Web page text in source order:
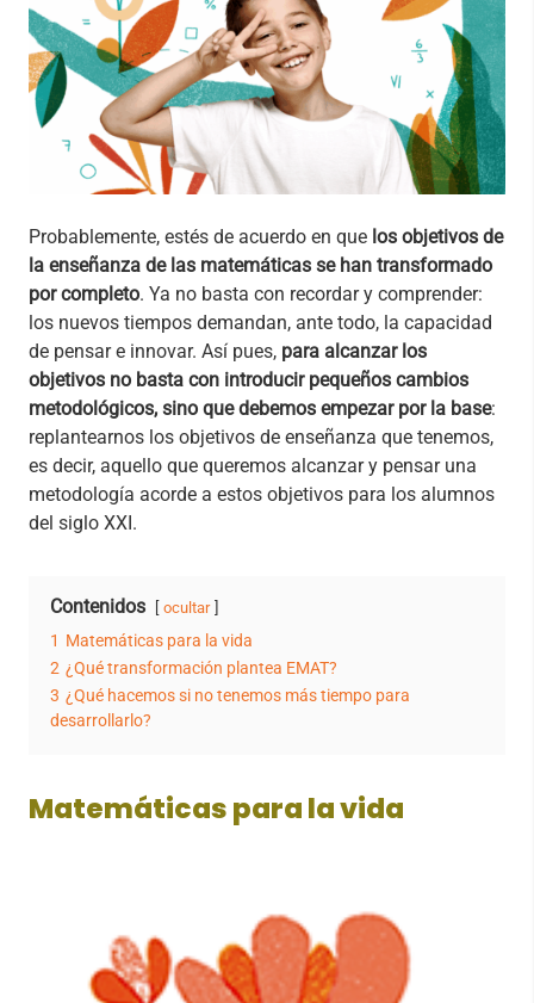
Probablemente, estés de acuerdo en que los objetivos de
la enseñanza de las matemáticas se han transformado
por completo. Ya no basta con recordar y comprender:
los nuevos tiempos demandan, ante todo, la capacidad
de pensar e innovar. Así pues, para alcanzar los
objetivos no basta con introducir pequeños cambios
metodológicos, sino que debemos empezar por la base:
replantearnos los objetivos de enseñanza que tenemos,
es decir, aquello que queremos alcanzar y pensar una
metodología acorde a estos objetivos para los alumnos
del siglo XXI.
Contenidos ocultar
1 Matemáticas para la vida
2 ¿Qué transformación plantea EMAT?
3 ¿Qué hacemos si no tenemos más tiempo para
desarrollarlo?
Matemáticas para la vida